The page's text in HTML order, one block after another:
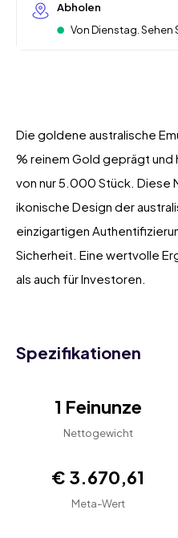
Abholen
Von Dienstag. Sehen
Die goldene australische
% reinem Gold geprägt
von nur 5.000 Stück. Diese
ikonische Design der
einzigartigen
Sicherheit. Eine wertvolle
als auch für Investoren.
Spezifikationen
1 Feinunze
Nettogewicht
€ 3.670,61
Meta-Wert